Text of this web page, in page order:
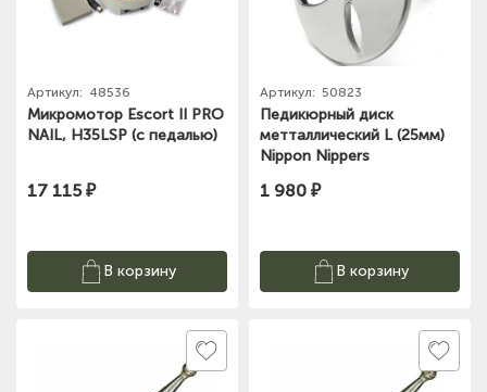
Артикул: 48536
Микромотор Escort II PRO
NAIL, H35LSP (с педалью)
17 115 ₽
В корзину
Артикул: 50823
Педикюрный диск
метталлический L (25мм)
Nippon Nippers
1 980 ₽
В корзину